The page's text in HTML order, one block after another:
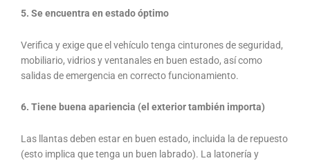
5. Se encuentra en estado óptimo
Verifica y exige que el vehículo tenga cinturones de seguridad,
mobiliario, vidrios y ventanales en buen estado, así como
salidas de emergencia en correcto funcionamiento.
6. Tiene buena apariencia (el exterior también importa)
Las llantas deben estar en buen estado, incluida la de repuesto
(esto implica que tenga un buen labrado). La latonería y